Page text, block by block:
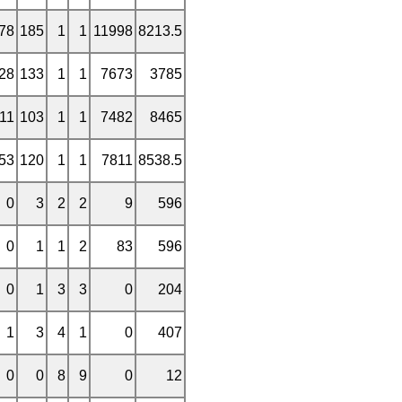
185 1 1 11998 8213.5
133 1 1 7673 3785
103 1 1 7482 8465
120 1 1 7811 8538.5
0 3 2 2 9 596
0 1 1 2 83 596
0 1 3 3 0 204
1 3 4 1 0 407
0 0 8 9 0 12